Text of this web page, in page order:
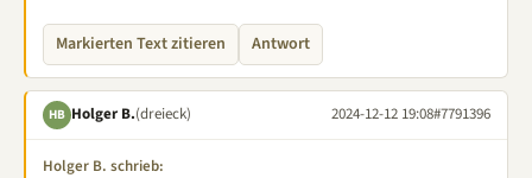
Markierten Text zitieren Antwort
HB Holger B.(dreieck) 2024-12-12 19:08#7791396
Holger B. schrieb: